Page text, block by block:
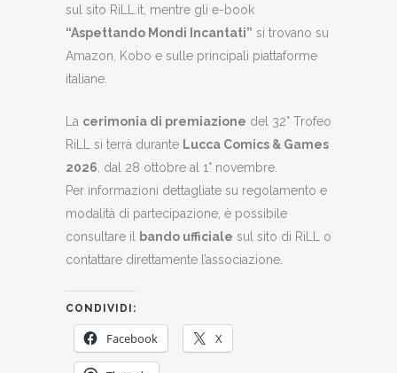
sul sito RiLL.it, mentre gli e-book
“Aspettando Mondi Incantati” si trovano su
Amazon, Kobo e sulle principali piattaforme
italiane.
La cerimonia di premiazione del 32° Trofeo
RiLL si terrà durante Lucca Comics & Games
2026 , dal 28 ottobre al 1° novembre.
Per informazioni dettagliate su regolamento e
modalità di partecipazione, è possibile
consultare il
bando ufficiale sul sito di RiLL o
contattare direttamente l’associazione.
CONDIVIDI:
Facebook X